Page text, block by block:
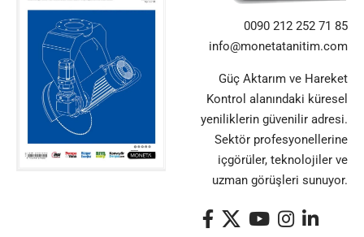
0090 212 252 71 85
info@monetatanitim.com
Güç Aktarım ve Hareket
Kontrol alanındaki küresel
yeniliklerin güvenilir adresi.
Sektör profesyonellerine
içgörüler, teknolojiler ve
uzman görüşleri sunuyor.